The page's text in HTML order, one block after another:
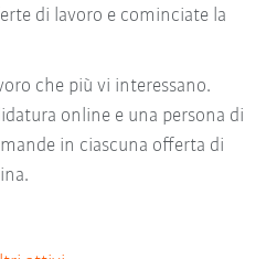
di lavoro e cominciate la
che più vi interessano.
online e una persona di
in ciascuna offerta di